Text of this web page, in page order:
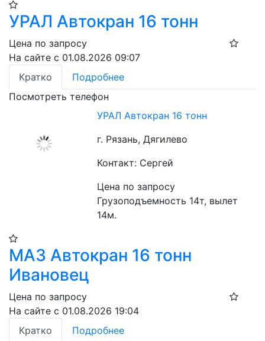
УРАЛ Автокран 16 тонн
Цена по запросу
На сайте с 01.08.2026 09:07
Кратко
Подробнее
Посмотреть телефон
УРАЛ Автокран 16 тонн
г. Рязань, Дягилево
Контакт: Сергей
Цена по запросу
Грузоподъемность 14т, вылет
14м.
МАЗ Автокран 16 тонн
Ивановец
Цена по запросу
На сайте с 01.08.2026 19:04
Кратко
Подробнее